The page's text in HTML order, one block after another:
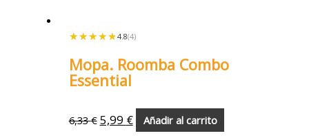
★★★★★
★★★★★ 4.8(4)
Mopa. Roomba Combo
Essential
6,33€ 5,99 € Añadir al carrito